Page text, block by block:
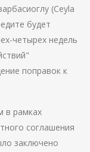
(Ceyla
будет
четырех недель
поправок к
в рамках
соглашения
заключено